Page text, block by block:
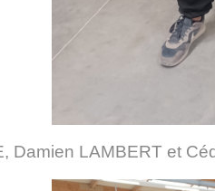
Damien LAMBERT et